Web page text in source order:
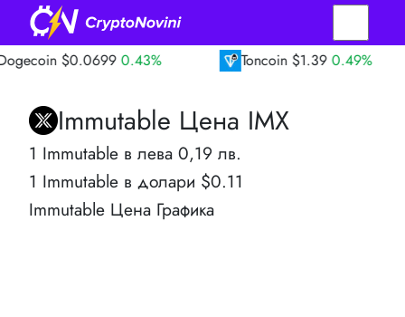
$0.0699 0.43% Toncoin $1.39 0.49%
Immutable Цена IMX
1 Immutable в лева 0,19 лв.
1 Immutable в долари $0.11
Immutable Цена Графика